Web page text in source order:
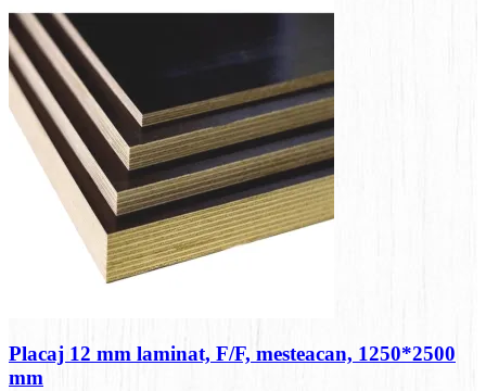
Placaj 12 mm laminat, F/F, mesteacan, 1250*2500
mm